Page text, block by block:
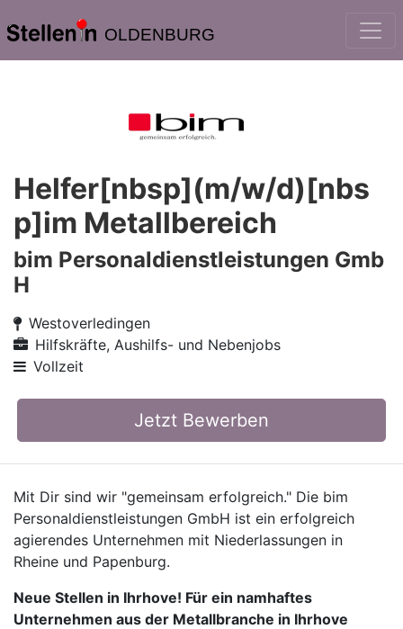
OLDENBURG
Helfer[nbsp](m/w/d)[nbs
p]im Metallbereich
bim Personaldienstleistungen Gmb
H
Westoverledingen
Hilfskräfte, Aushilfs- und Nebenjobs
Vollzeit
Jetzt Bewerben
Mit Dir sind wir "gemeinsam erfolgreich." Die bim
Personaldienstleistungen GmbH ist ein erfolgreich
agierendes Unternehmen mit Niederlassungen in
Rheine und Papenburg.
Neue Stellen in Ihrhove! Für ein namhaftes
Unternehmen aus der Metallbranche in Ihrhove